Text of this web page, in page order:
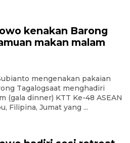
kenakan Barong
makan malam
mengenakan pakaian
Tagalogsaat menghadiri
(gala dinner) KTT Ke-48 ASEAN
Filipina, Jumat yang ...